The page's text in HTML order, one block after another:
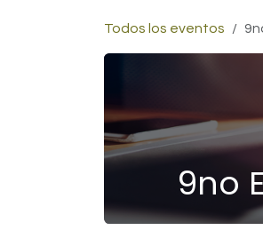
Todos los eventos
9no